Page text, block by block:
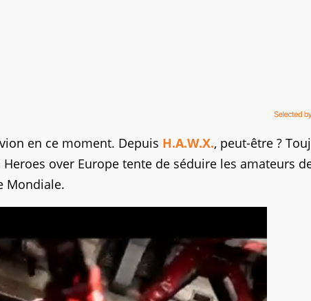
en ce moment. Depuis H.A.W.X., peut-être ?
Heroes over Europe tente de séduire les amateurs
Mondiale.